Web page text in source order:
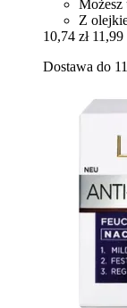
Możesz
Z
10,74 zł 11,99
Dostawa do